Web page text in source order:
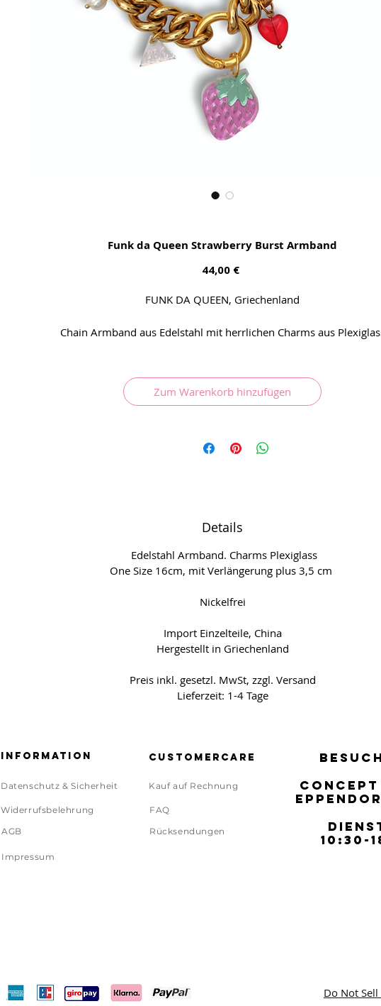
Funk da Queen Strawberry Burst Armband
44,00 €Preis
FUNK DA QUEEN, Griechenland
Chain Armband aus Edelstahl mit herrlichen Charms aus
Zum Warenkorb hinzufügen
Details
Edelstahl Armband. Charms Plexiglass
One Size 16cm, mit Verlängerung plus 3,5 cm
Nickelfrei
Import Einzelteile, China
Hergestellt in Griechenland
Preis inkl. gesetzl. MwSt, zzgl. Versand
Lieferzeit: 1-4 Tage
Information
Datenschutz & Sicherheit
Widerrufsbelehrung
AGB
Customercare
Kauf auf Rechnung
FAQ
Rücksendungen
10:30-
10:30-
Impressum
Do Not